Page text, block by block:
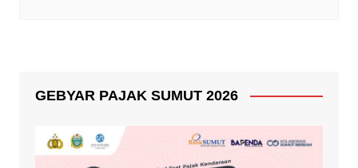
GEBYAR PAJAK SUMUT 2026